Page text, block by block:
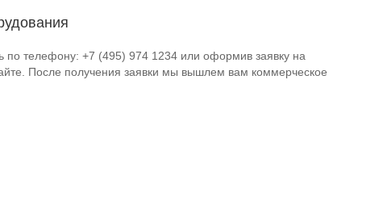
по телефону: +7 (495) 974 1234 или оформив заявку на
После получения заявки мы вышлем вам коммерческое